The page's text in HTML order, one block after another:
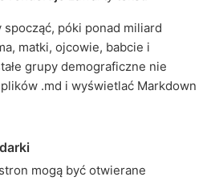
póki ponad miliard
matki, ojcowie, babcie i
grupy demograficzne nie
.md i wyświetlać Markdown
mogą być otwierane